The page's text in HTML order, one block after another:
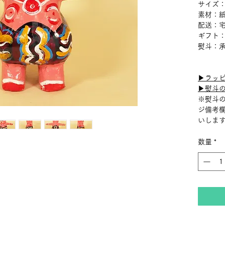
サイズ
素材：
配送：
ギフト
熨斗：
▶︎ラッ
▶︎熨斗
※熨斗
ジ備考
いしま
数量 *